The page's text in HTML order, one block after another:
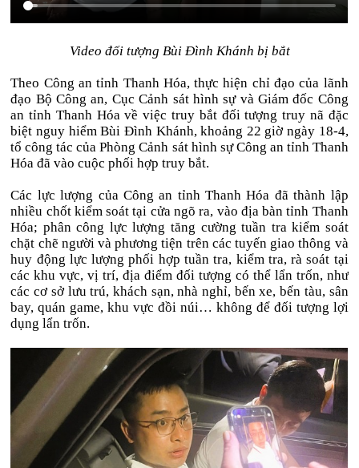
Video đối tượng Bùi Đình Khánh bị bắt
Theo Công an tỉnh Thanh Hóa, thực hiện chỉ đạo của lãnh
đạo Bộ Công an, Cục Cảnh sát hình sự và Giám đốc Công
an tỉnh Thanh Hóa về việc truy bắt đối tượng truy nã đặc
biệt nguy hiểm Bùi Đình Khánh, khoảng 22 giờ ngày 18-4,
tổ công tác của Phòng Cảnh sát hình sự Công an tỉnh Thanh
Hóa đã vào cuộc phối hợp truy bắt.
Các lực lượng của Công an tỉnh Thanh Hóa đã thành lập
nhiều chốt kiểm soát tại cửa ngõ ra, vào địa bàn tỉnh Thanh
Hóa; phân công lực lượng tăng cường tuần tra kiểm soát
chặt chẽ người và phương tiện trên các tuyến giao thông và
huy động lực lượng phối hợp tuần tra, kiểm tra, rà soát tại
các khu vực, vị trí, địa điểm đối tượng có thể lẩn trốn, như
các cơ sở lưu trú, khách sạn, nhà nghỉ, bến xe, bến tàu, sân
bay, quán game, khu vực đồi núi… không để đối tượng lợi
dụng lẩn trốn.